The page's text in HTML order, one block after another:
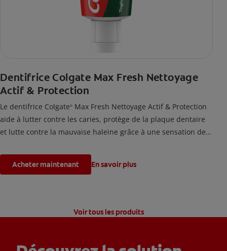
Dentifrice Colgate Max Fresh Nettoyage
Actif & Protection
Le dentifrice Colgate® Max Fresh Nettoyage Actif & Protection
aide à lutter contre les caries, protège de la plaque dentaire
et lutte contre la mauvaise haleine grâce à une sensation de
Acheter maintenant En savoir plus
Voir tous les produits